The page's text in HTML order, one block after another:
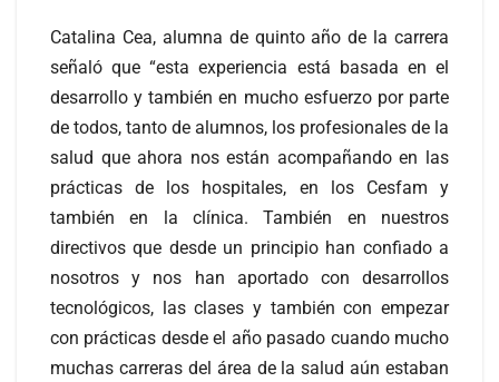
Catalina Cea, alumna de quinto año de la carrera
señaló que “esta experiencia está basada en el
desarrollo y también en mucho esfuerzo por parte
de todos, tanto de alumnos, los profesionales de la
salud que ahora nos están acompañando en las
prácticas de los hospitales, en los Cesfam y
también en la clínica. También en nuestros
directivos que desde un principio han confiado a
nosotros y nos han aportado con desarrollos
tecnológicos, las clases y también con empezar
con prácticas desde el año pasado cuando mucho
muchas carreras del área de la salud aún estaban